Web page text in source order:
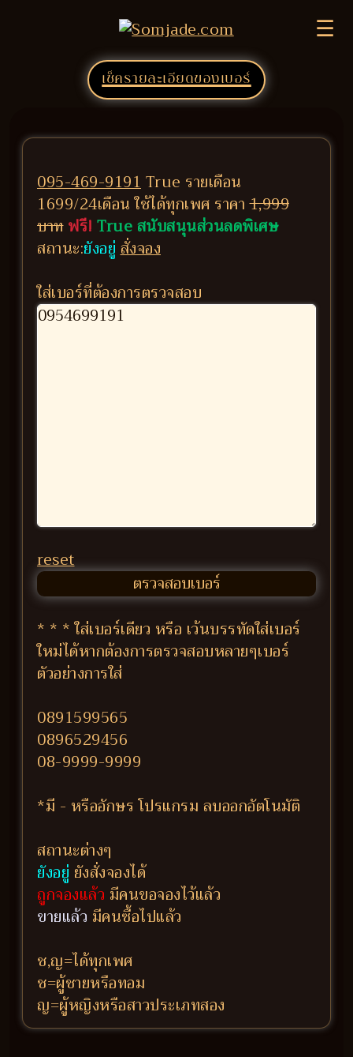
☰
เช็ครายละเอียดของเบอร์
095-469-9191True รายเดือน
1699/24เดือน ใช้ได้ทุกเพศ ราคา1,999
บาทฟรี! True สนับสนุนส่วนลดพิเศษ
สถานะ:ยังอยู่สั่งจอง
ใส่เบอร์ที่ต้องการตรวจสอบ
reset
* * * ใส่เบอร์เดียว หรือ เว้นบรรทัดใส่เบอร์
ใหม่ได้หากต้องการตรวจสอบหลายๆเบอร์
ตัวอย่างการใส่
0891599565
0896529456
08-9999-9999
*มี - หรืออักษร โปรแกรม ลบออกอัตโนมัติ
สถานะต่างๆ
ยังอยู่ ยังสั่งจองได้
ถูกจองแล้ว มีคนขอจองไว้แล้ว
ขายแล้ว มีคนซื้อไปแล้ว
ช,ญ=ได้ทุกเพศ
ช=ผู้ชายหรือทอม
ญ=ผู้หญิงหรือสาวประเภทสอง